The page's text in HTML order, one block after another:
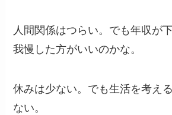
人間関係はつらい。でも年収が
我慢した方がいいのかな。
休みは少ない。でも生活を考え
ない。